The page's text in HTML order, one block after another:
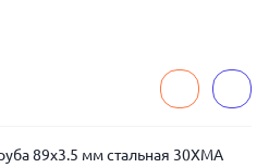
89x3.5 мм стальная 30ХМА